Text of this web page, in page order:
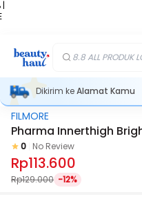
|
8.8 ALL PRODUK
Dikirim keAlamat Kamu
FILMORE
Pharma Innerthigh
0 No Review
Rp113.600
Rp129.000 -12%